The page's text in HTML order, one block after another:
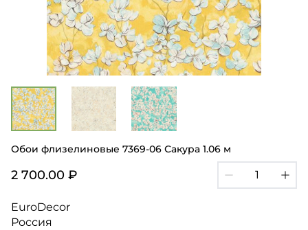
Обои флизелиновые 7369-06 Сакура 1.06 м
2 700.00 ₽
EuroDecor
Россия